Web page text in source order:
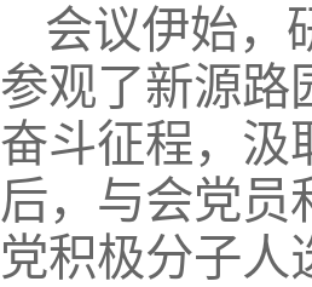
会议伊始，
参观了新源路
奋斗征程，汲
后，与会党员
党积极分子人